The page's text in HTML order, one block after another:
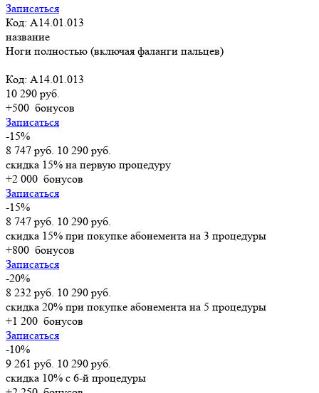
Записаться
Код: A14.01.013
название
Ноги полностью (включая фаланги пальцев)
Код: A14.01.013
10 290 руб.
+500 бонусов
Записаться
-15%
8 747 руб. 10 290 руб.
скидка 15% на первую процедуру
+2 000 бонусов
Записаться
-15%
8 747 руб. 10 290 руб.
скидка 15% при покупке абонемента на 3 процедуры
+800 бонусов
Записаться
-20%
8 232 руб. 10 290 руб.
скидка 20% при покупке абонемента на 5 процедуры
+1 200 бонусов
Записаться
-10%
9 261 руб. 10 290 руб.
скидка 10% с 6-й процедуры